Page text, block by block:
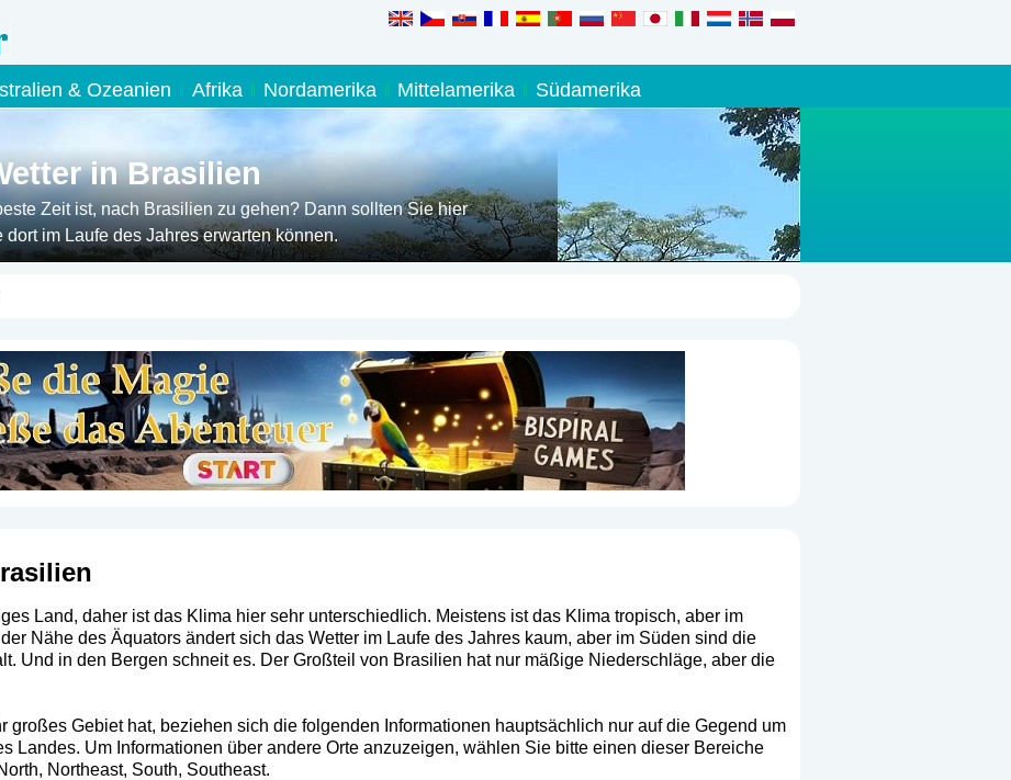
& Ozeanien Afrika Nordamerika Mittelamerika Südamerika
in Brasilien
Zeit ist, nach Brasilien zu gehen? Dann sollten Sie hier
im Laufe des Jahres erwarten können.
Land, daher ist das Klima hier sehr unterschiedlich. Meistens ist das Klima tropisch, aber im
Nähe des Äquators ändert sich das Wetter im Laufe des Jahres kaum, aber im Süden sind die
Und in den Bergen schneit es. Der Großteil von Brasilien hat nur mäßige Niederschläge, aber die
großes Gebiet hat, beziehen sich die folgenden Informationen hauptsächlich nur auf die Gegend um
Landes. Um Informationen über andere Orte anzuzeigen, wählen Sie bitte einen dieser Bereiche
, Northeast, South, Southeast.